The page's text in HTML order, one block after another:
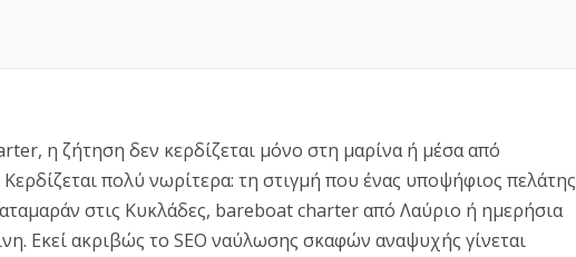
η ζήτηση δεν κερδίζεται μόνο στη μαρίνα ή μέσα από
πολύ νωρίτερα: τη στιγμή που ένας υποψήφιος πελάτης
στις Κυκλάδες, bareboat charter από Λαύριο ή ημερήσια
Εκεί ακριβώς το SEO ναύλωσης σκαφών αναψυχής γίνεται